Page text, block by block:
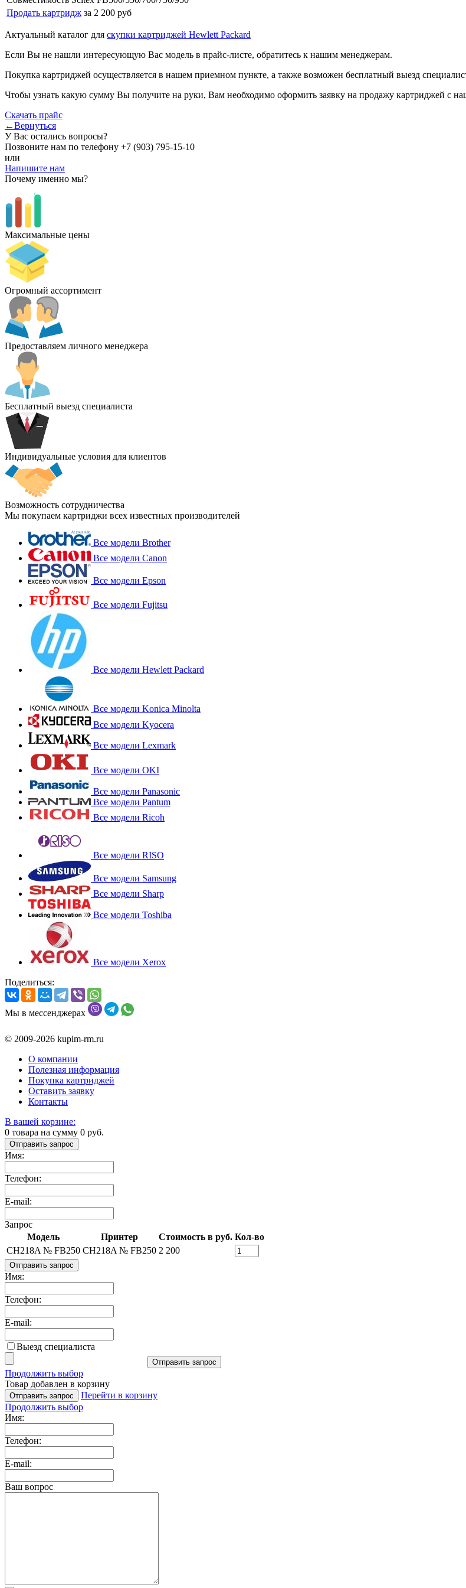
Продать картридж за 2 200 руб
Актуальный каталог для скупки картриджей Hewlett Packard
Если Вы не нашли интересующую Вас модель в прайс-листе, обратитесь к нашим менеджерам.
Покупка картриджей осуществляется в нашем приемном пункте, а также возможен бесплатный выезд
Чтобы узнать какую сумму Вы получите на руки, Вам необходимо оформить заявку на продажу картриджей с
Скачать прайс
←Вернуться
У Вас остались вопросы?
Позвоните нам по телефону +7 (903) 795-15-10
или
Напишите нам
Почему именно мы?
Максимальные цены
Огромный ассортимент
Предоставляем личного менеджера
Бесплатный выезд специалиста
Индивидуальные условия для клиентов
Возможность сотрудничества
Мы покупаем картриджи всех известных производителей
Все модели Brother
Все модели Canon
Все модели Epson
Все модели Fujitsu
Все модели Hewlett Packard
Все модели Konica Minolta
Все модели Kyocera
Все модели Lexmark
Все модели OKI
Все модели Panasonic
Все модели Pantum
Все модели Ricoh
Все модели RISO
Все модели Samsung
Все модели Sharp
Все модели Toshiba
Все модели Xerox
Поделиться:
Мы в мессенджерах
© 2009-2026 kupim-rm.ru
О компании
Полезная информация
Покупка картриджей
Оставить заявку
Контакты
В вашей корзине:
0 товара на сумму 0 руб.
Отправить запрос
Имя:
Телефон:
E-mail:
Запрос
Модель
Принтер Стоимость в руб. Кол-во
CH218A № FB250 CH218A № FB250 2 200
Отправить запрос
Имя:
Телефон:
E-mail:
Выезд специалиста
Отправить запрос
Продолжить выбор
Товар добавлен в корзину
Отправить запрос
Перейти в корзину
Продолжить выбор
Имя:
Телефон:
E-mail:
Ваш вопрос